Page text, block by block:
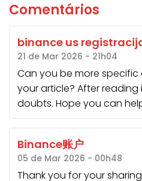
Comentários
binance us
21 de Mar 2026 - 21h04
Can you be more
your article? After reading
doubts. Hope you can
Binance账户
05 de Mar 2026 - 00h48
Thank you for your